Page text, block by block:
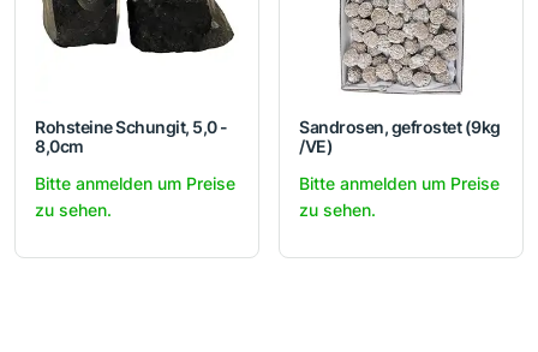
Rohsteine Schungit, 5,0 -
8,0cm
Bitte anmelden um Preise
zu sehen.
Sandrosen, gefrostet (9kg
/VE)
Bitte anmelden um Preise
zu sehen.